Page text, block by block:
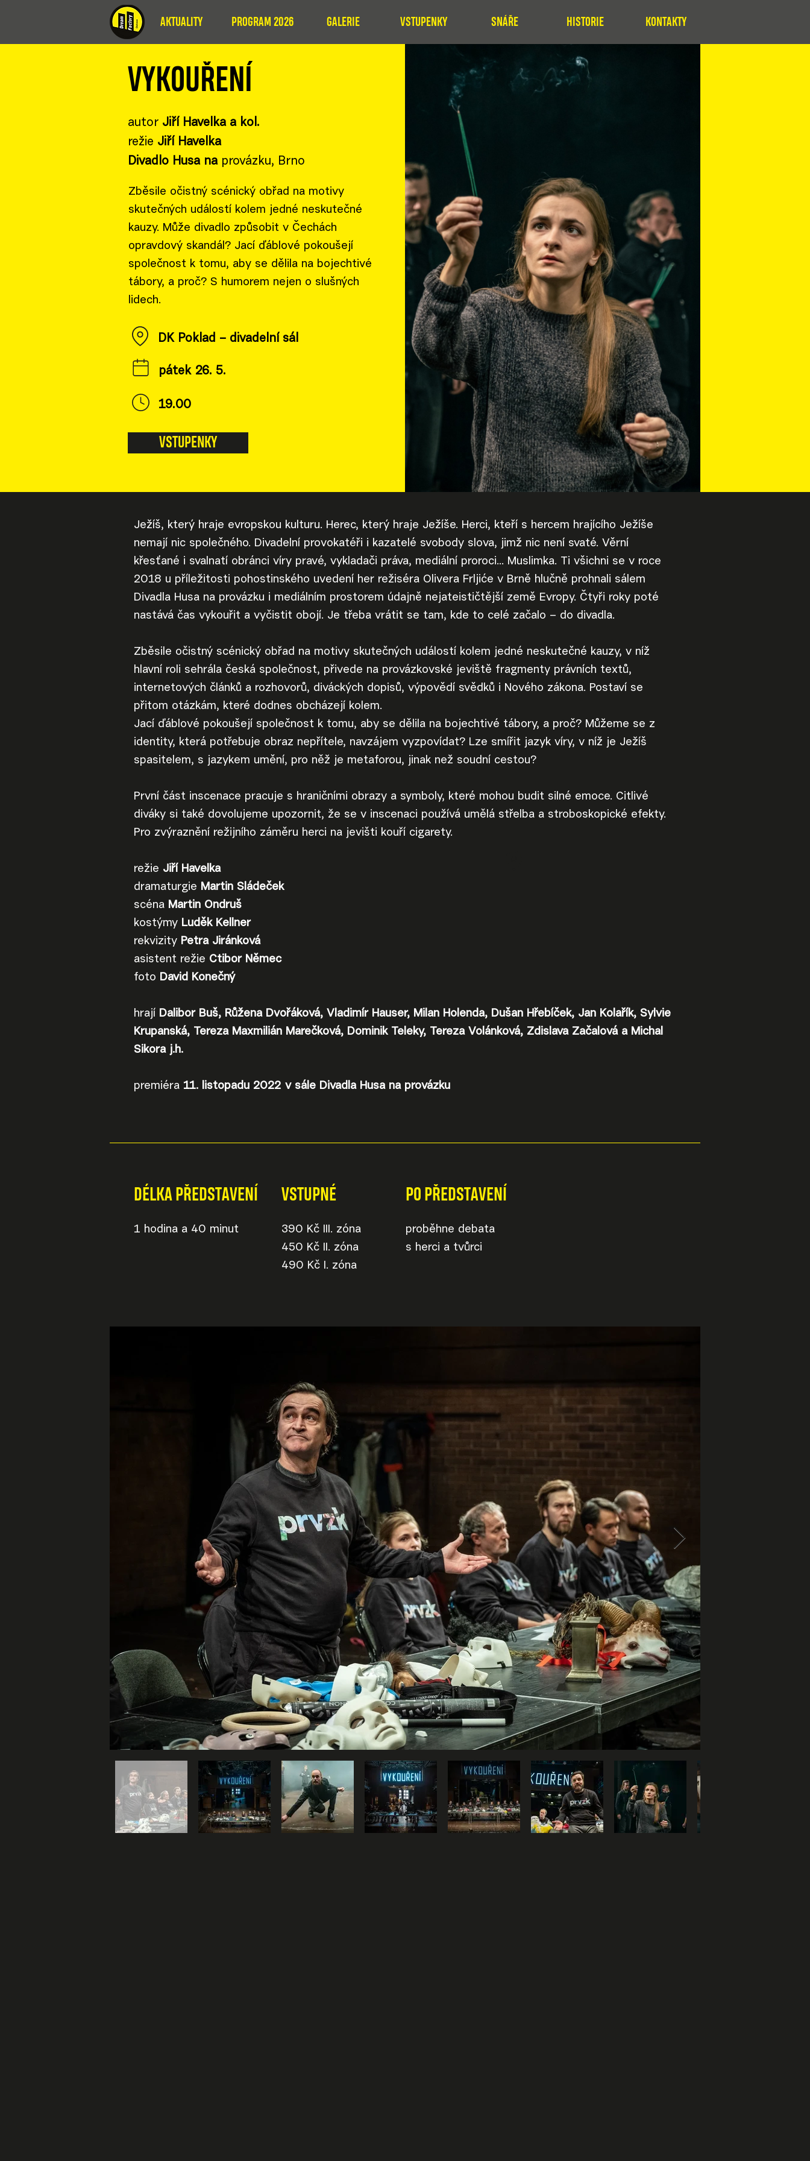
AKTUALITY PROGRAM 2026 GALERIE VSTUPENKY SNÁŘE HISTORIE KONTAKTY
VYKOUŘENÍ
autor Jiří Havelka a kol.
režie Jiří Havelka
Divadlo Husa na provázku, Brno
Zběsile očistný scénický obřad na motivy
skutečných událostí kolem jedné neskutečné
kauzy. Může divadlo způsobit v Čechách
opravdový skandál? Jací ďáblové pokoušejí
společnost k tomu, aby se dělila na bojechtivé
tábory, a proč? S humorem nejen o slušných
lidech.
DK Poklad – divadelní sál
pátek 26. 5.
19.00
VSTUPENKY
Ježíš, který hraje evropskou kulturu. Herec, který hraje Ježíše. Herci, kteří s hercem hrajícího Ježíše
nemají nic společného. Divadelní provokatéři i kazatelé svobody slova, jimž nic není svaté. Věrní
křesťané i svalnatí obránci víry pravé, vykladači práva, mediální proroci... Muslimka. Ti všichni se v roce
2018 u příležitosti pohostinského uvedení her režiséra Olivera Frljiće v Brně hlučně prohnali sálem
Divadla Husa na provázku i mediálním prostorem údajně nejateističtější země Evropy. Čtyři roky poté
nastává čas vykouřit a vyčistit obojí. Je třeba vrátit se tam, kde to celé začalo – do divadla.
Zběsile očistný scénický obřad na motivy skutečných událostí kolem jedné neskutečné kauzy, v níž
hlavní roli sehrála česká společnost, přivede na provázkovské jeviště fragmenty právních textů,
internetových článků a rozhovorů, diváckých dopisů, výpovědí svědků i Nového zákona. Postaví se
přitom otázkám, které dodnes obcházejí kolem.
Jací ďáblové pokoušejí společnost k tomu, aby se dělila na bojechtivé tábory, a proč? Můžeme se z
identity, která potřebuje obraz nepřítele, navzájem vyzpovídat? Lze smířit jazyk víry, v níž je Ježíš
spasitelem, s jazykem umění, pro něž je metaforou, jinak než soudní cestou?
První část inscenace pracuje s hraničními obrazy a symboly, které mohou budit silné emoce. Citlivé
diváky si také dovolujeme upozornit, že se v inscenaci používá umělá střelba a stroboskopické efekty.
Pro zvýraznění režijního záměru herci na jevišti kouří cigarety.
režie Jiří Havelka
dramaturgie Martin Sládeček
scéna Martin Ondruš
kostýmy Luděk Kellner
rekvizity Petra Jiránková
asistent režie Ctibor Němec
foto David Konečný
hrají Dalibor Buš, Růžena Dvořáková, Vladimír Hauser, Milan Holenda, Dušan Hřebíček, Jan Kolařík, Sylvie
Krupanská, Tereza Maxmilián Marečková, Dominik Teleky, Tereza Volánková, Zdislava Začalová a Michal
Sikora j.h.
premiéra 11. listopadu 2022 v sále Divadla Husa na provázku
1 hodina a 40 minut
VSTUPNÉ
390 Kč III. zóna
450 Kč II. zóna
490 Kč I. zóna
PO PŘEDSTAVENÍ
proběhne debata
s herci a tvůrci
DÉLKA PŘEDSTAVENÍ